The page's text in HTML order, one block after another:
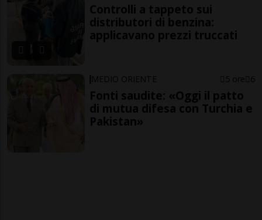
Controlli a tappeto sui
distributori di benzina:
applicavano prezzi truccati
MEDIO ORIENTE 5 ore 6
Fonti saudite: «Oggi il patto
di mutua difesa con Turchia e
Pakistan»